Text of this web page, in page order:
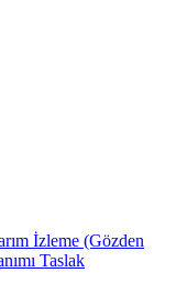
İzleme (Gözden
Taslak